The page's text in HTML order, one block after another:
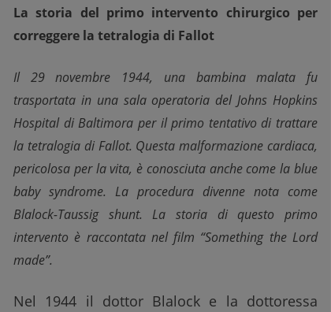
La storia del primo intervento chirurgico per
correggere la tetralogia di Fallot
Il 29 novembre 1944, una bambina malata fu
trasportata in una sala operatoria del Johns Hopkins
Hospital di Baltimora per il primo tentativo di trattare
la tetralogia di Fallot. Questa malformazione cardiaca,
pericolosa per la vita, è conosciuta anche come la blue
baby syndrome. La procedura divenne nota come
Blalock-Taussig shunt. La storia di questo primo
intervento è raccontata nel film “Something the Lord
made”.
Nel 1944 il dottor Blalock e la dottoressa